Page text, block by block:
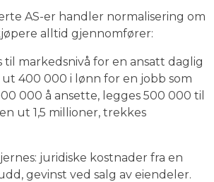
AS-er handler normalisering om
alltid gjennomfører:
til markedsnivå for en ansatt daglig
ut 400 000 i lønn for en jobb som
000 å ansette, legges 500 000 til
ut 1,5 millioner, trekkes
juridiske kostnader fra en
gevinst ved salg av eiendeler.